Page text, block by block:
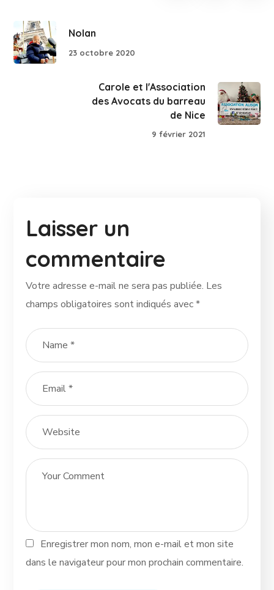
Nolan
23 octobre 2020
Carole et l'Association
des Avocats du barreau
de Nice
9 février 2021
Laisser un
commentaire
Votre adresse e-mail ne sera pas publiée. Les
champs obligatoires sont indiqués avec*
Enregistrer mon nom, mon e-mail et mon site
dans le navigateur pour mon prochain commentaire.